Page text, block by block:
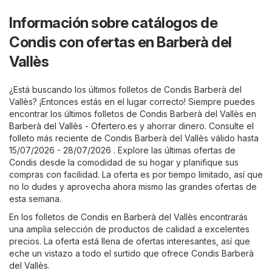
Información sobre catálogos de
Condis con ofertas en Barberà del
Vallès
¿Está buscando los últimos folletos de Condis Barberà del
Vallès? ¡Entonces estás en el lugar correcto! Siempre puedes
encontrar los últimos folletos de Condis Barberà del Vallès en
Barberà del Vallès - Ofertero.es y ahorrar dinero. Consulte el
folleto más reciente de Condis Barberà del Vallès válido hasta
15/07/2026 - 28/07/2026 . Explore las últimas ofertas de
Condis desde la comodidad de su hogar y planifique sus
compras con facilidad. La oferta es por tiempo limitado, así que
no lo dudes y aprovecha ahora mismo las grandes ofertas de
esta semana.
En los folletos de Condis en Barberà del Vallès encontrarás
una amplia selección de productos de calidad a excelentes
precios. La oferta está llena de ofertas interesantes, así que
eche un vistazo a todo el surtido que ofrece Condis Barberà
del Vallès.